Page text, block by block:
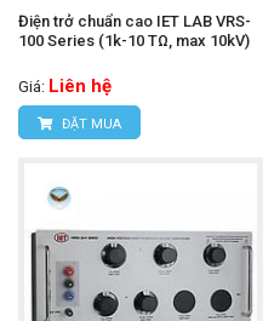
Điện trở chuẩn cao IET LAB VRS-
100 Series (1k-10 TΩ, max 10kV)
Giá: Liên hệ
ĐẶT MUA